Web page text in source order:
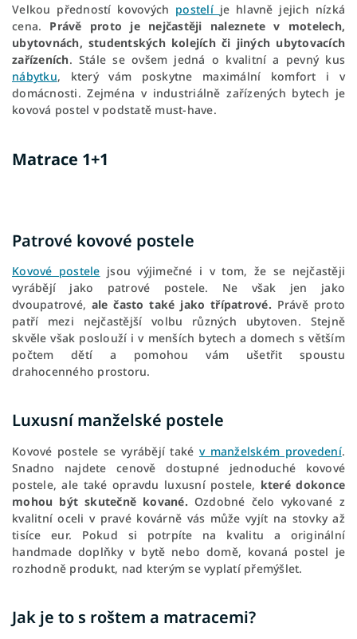
Velkou předností kovových postelí je hlavně jejich nízká
cena. Právě proto je nejčastěji naleznete v motelech,
ubytovnách, studentských kolejích či jiných ubytovacích
zařízeních. Stále se ovšem jedná o kvalitní a pevný kus
nábytku, který vám poskytne maximální komfort i v
domácnosti. Zejména v industriálně zařízených bytech je
kovová postel v podstatě must-have.
Matrace 1+1
Patrové kovové postele
Kovové postele jsou výjimečné i v tom, že se nejčastěji
vyrábějí jako patrové postele. Ne však jen jako
dvoupatrové, ale často také jako třípatrové. Právě proto
patří mezi nejčastější volbu různých ubytoven. Stejně
skvěle však poslouží i v menších bytech a domech s větším
počtem dětí a pomohou vám ušetřit spoustu
drahocenného prostoru.
Luxusní manželské postele
Kovové postele se vyrábějí také v manželském provedení.
Snadno najdete cenově dostupné jednoduché kovové
postele, ale také opravdu luxusní postele, které dokonce
mohou být skutečně kované. Ozdobné čelo vykované z
kvalitní oceli v pravé kovárně vás může vyjít na stovky až
tisíce eur. Pokud si potrpíte na kvalitu a originální
handmade doplňky v bytě nebo domě, kovaná postel je
rozhodně produkt, nad kterým se vyplatí přemýšlet.
Jak je to s roštem a matracemi?